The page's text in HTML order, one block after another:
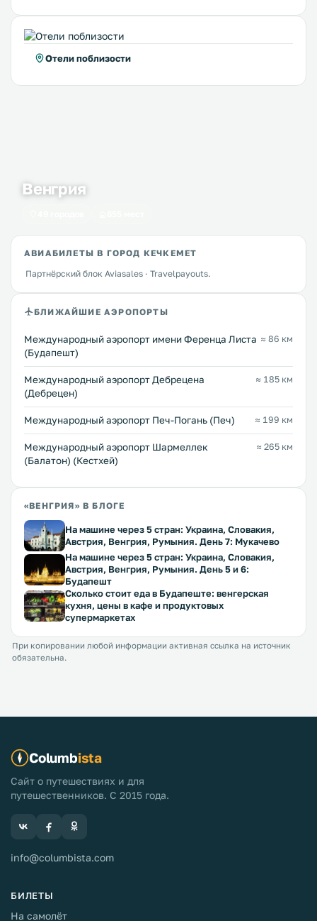
Отели поблизости
Венгрия
АВИАБИЛЕТЫ В ГОРОД КЕЧКЕМЕТ
Партнёрский блок Aviasales · Travelpayouts.
БЛИЖАЙШИЕ АЭРОПОРТЫ
Международный аэропорт имени Ференца Листа
(Будапешт)
≈ 86 км
Международный аэропорт Дебрецена
(Дебрецен)
≈ 185 км
Международный аэропорт Печ-Погань (Печ) ≈ 199 км
Международный аэропорт Шармеллек
(Балатон) (Кестхей)
≈ 265 км
«ВЕНГРИЯ» В БЛОГЕ
На машине через 5 стран: Украина, Словакия,
Австрия, Венгрия, Румыния. День 7: Мукачево
На машине через 5 стран: Украина, Словакия,
Австрия, Венгрия, Румыния. День 5 и 6:
Будапешт
Сколько стоит еда в Будапеште: венгерская
кухня, цены в кафе и продуктовых
супермаркетах
При копировании любой информации активная ссылка на источник
обязательна.
Columbista
Сайт о путешествиях и для
путешественников. С 2015 года.
info@columbista.com
БИЛЕТЫ
На самолёт